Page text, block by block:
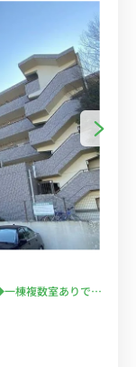
棟複数室ありで法
ど生活家電あり
新宿まで乗換な